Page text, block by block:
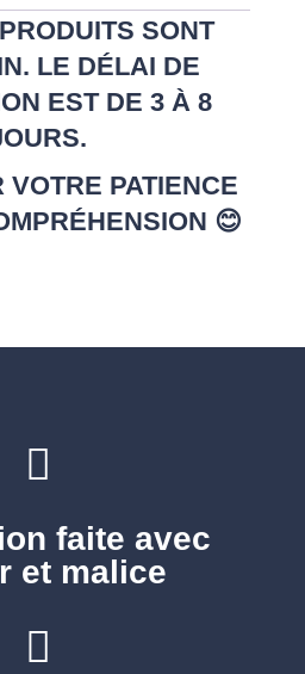
SONT
LE DÉLAI DE
EST DE 3 À 8
VOTRE PATIENCE
😊

faite avec
et malice
